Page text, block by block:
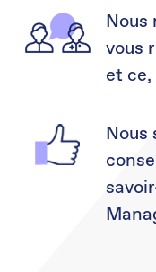
Nous
vous
et
Nous